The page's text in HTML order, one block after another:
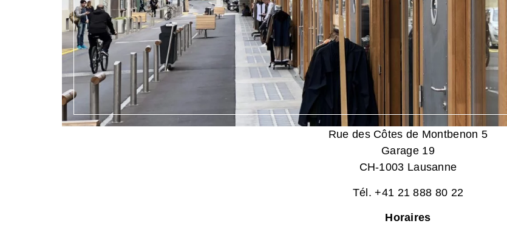
Rue des Côtes de Montbenon 5
Garage 19
CH-1003 Lausanne
Tél. +41 21 888 80 22
Horaires